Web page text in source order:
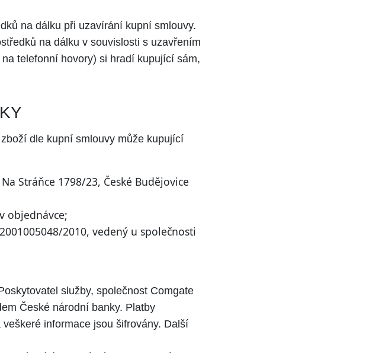
na dálku při uzavírání kupní smlouvy.
na dálku v souvislosti s uzavřením
telefonní hovory) si hradí kupující sám,
dle kupní smlouvy může kupující
Stráňce 1798/23, České Budějovice
objednávce;
2010, vedený u společnosti
služby, společnost Comgate
České národní banky. Platby
informace jsou šifrovány. Další